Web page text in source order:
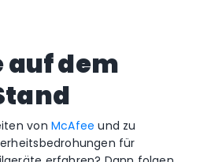
auf dem
von McAfee und zu
für